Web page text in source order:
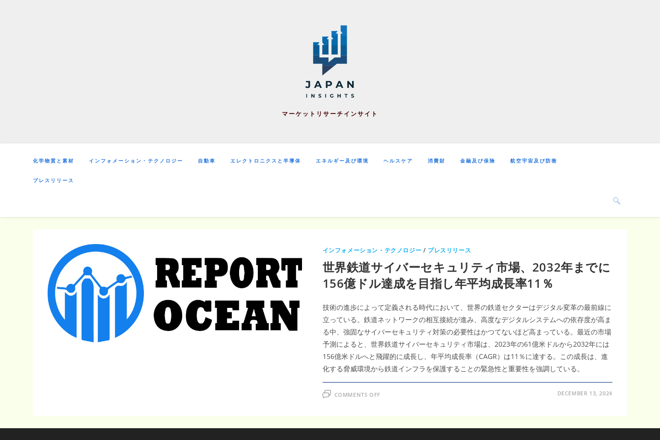
マーケットリサーチインサイト
化学物質と素材 インフォメーション・テクノロジー 自動車 エレクトロニクスと半導体 エネルギー及び環境 ヘルスケア 消費財 金融及び保険 航空宇宙及び防衛
プレスリリース
インフォメーション・テクノロジー / プレスリリース
世界鉄道サイバーセキュリティ市場、2032年までに
156億ドル達成を目指し年平均成長率11％
技術の進歩によって定義される時代において、世界の鉄道セクターはデジタル変革の最前線に
立っている。鉄道ネットワークの相互接続が進み、高度なデジタルシステムへの依存度が高ま
る中、強固なサイバーセキュリティ対策の必要性はかつてないほど高まっている。最近の市場
予測によると、世界鉄道サイバーセキュリティ市場は、2023年の61億米ドルから2032年には
156億米ドルへと飛躍的に成長し、年平均成長率（CAGR）は11％に達する。この成長は、進
化する脅威環境から鉄道インフラを保護することの緊急性と重要性を強調している。
COMMENTS OFFON
イ
DECEMBER 13, 2024